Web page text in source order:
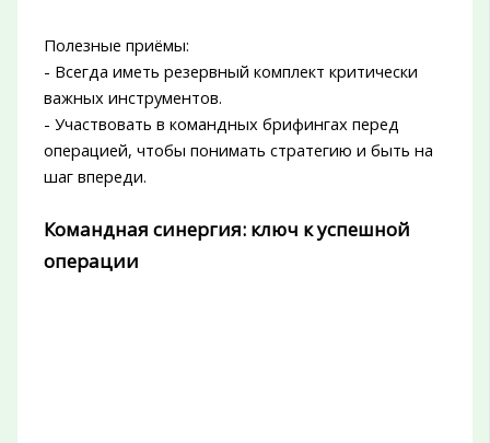
Полезные приёмы:
- Всегда иметь резервный комплект критически
важных инструментов.
- Участвовать в командных брифингах перед
операцией, чтобы понимать стратегию и быть на
шаг впереди.
Командная синергия: ключ к успешной
операции